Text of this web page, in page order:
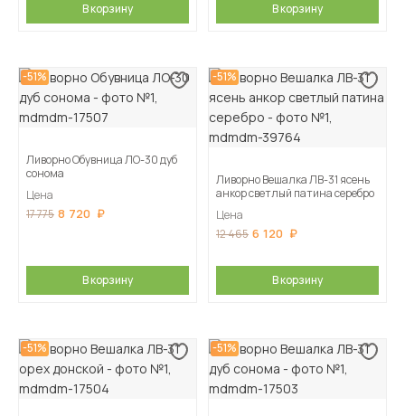
В корзину В корзину
-51%
Ливорно Обувница ЛО-30 дуб
сонома
Цена
17 775 8 720
В корзину
-51%
Ливорно Вешалка ЛВ-31 ясень
анкор светлый патина серебро
Цена
12 465 6 120
В корзину
-51% -51%